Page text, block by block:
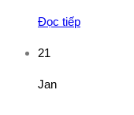
Đọc tiếp
21
Jan